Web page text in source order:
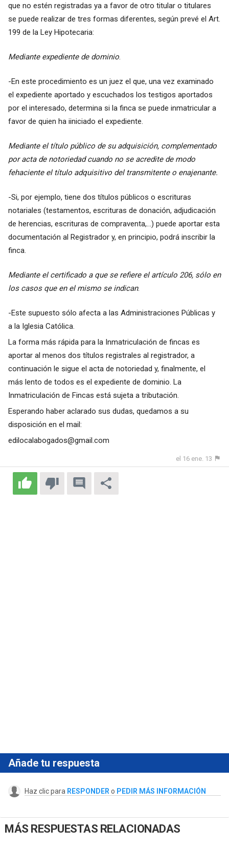
que no estén registradas ya a favor de otro titular o titulares
se puede realizar de tres formas diferentes, según prevé el Art.
199 de la Ley Hipotecaria:
Mediante expediente de dominio.
-En este procedimiento es un juez el que, una vez examinado
el expediente aportado y escuchados los testigos aportados
por el interesado, determina si la finca se puede inmatricular a
favor de quien ha iiniciado el expediente.
Mediante el título público de su adquisición, complementado
por acta de notoriedad cuando no se acredite de modo
fehaciente el título adquisitivo del transmitente o enajenante.
-Si, por ejemplo, tiene dos títulos públicos o escrituras
notariales (testamentos, escrituras de donación, adjudicación
de herencias, escrituras de compraventa,…) puede aportar esta
documentación al Registrador y, en principio, podrá inscribir la
finca.
Mediante el certificado a que se refiere el artículo 206, sólo en
los casos que en el mismo se indican.
-Este supuesto sólo afecta a las Administraciones Públicas y
a la Iglesia Católica.
La forma más rápida para la Inmatriculación de fincas es
aportar al menos dos títulos registrales al registrador, a
continuación le sigue el acta de notoriedad y, finalmente, el
más lento de todos es el expediente de dominio. La
Inmatriculación de Fincas está sujeta a tributación.
Esperando haber aclarado sus dudas, quedamos a su
disposición en el mail:
edilocalabogados@gmail.com
el 16 ene. 13
Añade tu respuesta
Haz clic para RESPONDER o PEDIR MÁS INFORMACIÓN
MÁS RESPUESTAS RELACIONADAS